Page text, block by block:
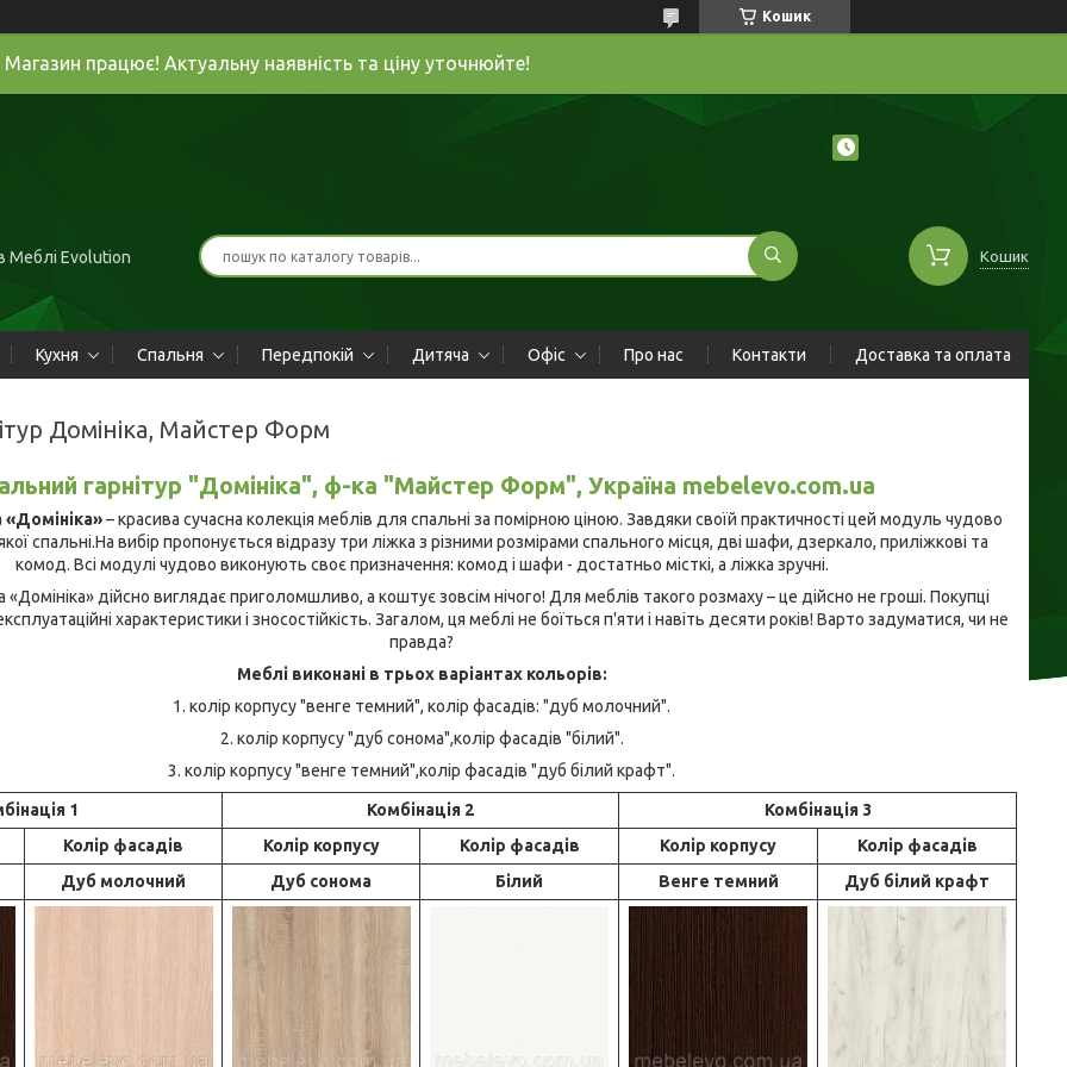
Кошик
Магазин працює! Актуальну наявність та ціну уточнюйте!
Меблі Evolution Кошик
Кухня Спальня Передпокій Дитяча Офіс Про нас Контакти Доставка та оплата
Домініка, Майстер Форм
гарнітур "Домініка", ф-ка "Майстер Форм", Україна mebelevo.com.ua
– красива сучасна колекція меблів для спальні за помірною ціною. Завдяки своїй практичності цей модуль чудово
спальні.На вибір пропонується відразу три ліжка з різними розмірами спального місця, дві шафи, дзеркало, приліжкові та
комод. Всі модулі чудово виконують своє призначення: комод і шафи - достатньо місткі, а ліжка зручні.
дійсно виглядає приголомшливо, а коштує зовсім нічого! Для меблів такого розмаху – це дійсно не гроші. Покупці
характеристики і зносостійкість. Загалом, ця меблі не боїться п'яти і навіть десяти років! Варто задуматися, чи не
правда?
Меблі виконані в трьох варіантах кольорів:
1. колір корпусу "венге темний", колір фасадів: "дуб молочний".
2. колір корпусу "дуб сонома",колір фасадів "білий".
3. колір корпусу "венге темний",колір фасадів "дуб білий крафт".
1 Комбінація 2
Комбінація 3
Колір фасадів
Колір корпусу Колір фасадів Колір корпусу
Колір фасадів
Дуб молочний
Дуб сонома Білий Венге темний Дуб білий крафт